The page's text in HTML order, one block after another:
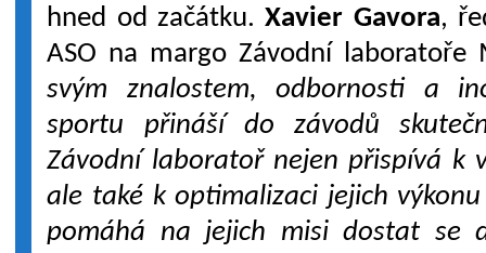
hned od začátku.Xavier Gavora,
ASO na margo Závodní
svým znalostem, odbornosti a
sportu přináší do závodů
Závodní laboratoř nejen přispívá k
ale také k optimalizaci jejich
pomáhá na jejich misi dostat se